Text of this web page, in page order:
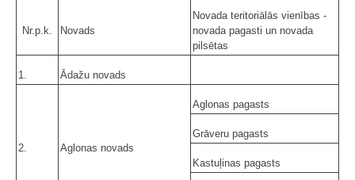
Nr.p.k. Novads
Novada teritoriālās vienības -
novada pagasti un novada
pilsētas
1. Ādažu novads
2. Aglonas novads
Aglonas pagasts
Grāveru pagasts
Kastuļinas pagasts